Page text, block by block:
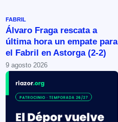
FABRIL
Álvaro Fraga rescata a
última hora un empate para
el Fabril en Astorga (2-2)
9 agosto 2026